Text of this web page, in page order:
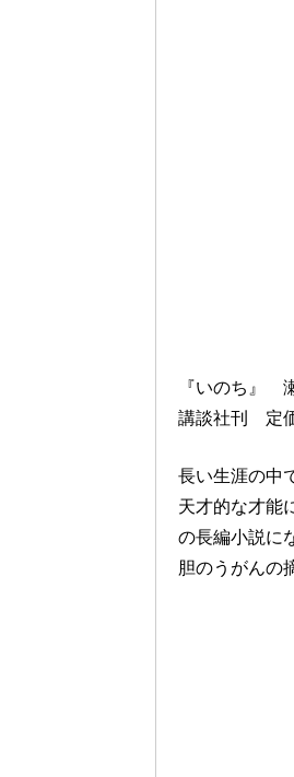
『いのち』
講談社刊 定
長い生涯の中
天才的な才能
の長編小説に
胆のうがんの